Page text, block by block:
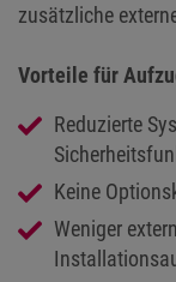
zusätzliche
Vorteile für
Reduzierte
Keine
Weniger